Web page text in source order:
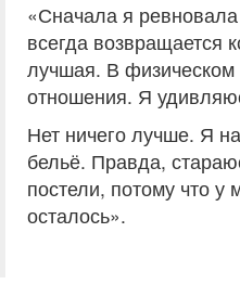
«Сначала я
всегда возвращается
лучшая. В
отношения. Я
Нет ничего лучше. Я
бельё. Правда,
постели, потому что у
осталось».